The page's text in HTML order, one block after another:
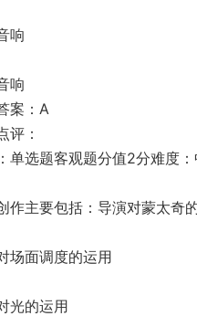
响
响
案：A
评：
单选题客观题分值2分难度
作主要包括：导演对蒙太奇的
场面调度的运用
光的运用